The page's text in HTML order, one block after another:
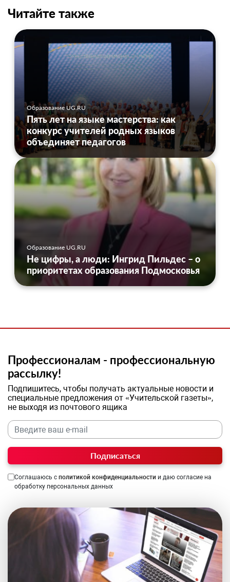
Читайте также
Образование UG.RU
Пять лет на языке мастерства: как
конкурс учителей родных языков
объединяет педагогов
Образование UG.RU
Не цифры, а люди: Ингрид Пильдес – о
приоритетах образования Подмосковья
Профессионалам - профессиональную
рассылку!
Подпишитесь, чтобы получать актуальные новости и
специальные предложения от «Учительской газеты»,
не выходя из почтового ящика
Подписаться
Соглашаюсь с политикой конфиденциальности и даю согласие на
обработку персональных данных